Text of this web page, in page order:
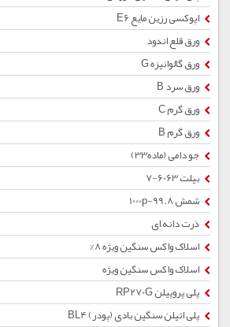
اپوکسی رزین مایع E6
ورق قلع اندود
ورق گالوانیزه G
ورق سرد B
ورق گرم C
ورق گرم B
جو دامی (ماده33)
بیلت 6063-7
شمش 1000p-99.8
ذرت دانه ای
اسلاک واکس سنگین ویژه 8%
اسلاک واکس سنگین ویژه
پلی پروپیلن RP270G
پلی اتیلن سنگین بادی (پودر) BL4